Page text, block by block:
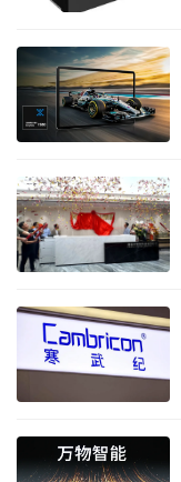
的效应。
本文来源于DOIT传